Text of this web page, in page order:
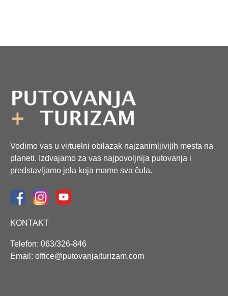
Vodimo vas u virtuelni obilazak najzanimljivijih mesta na
planeti. Izdvajamo za vas najpovoljnija putovanja i
predstavljamo jela koja mame sva čula.
KONTAKT
Telefon: 063/326-846
Email: office@putovanjaiturizam.com